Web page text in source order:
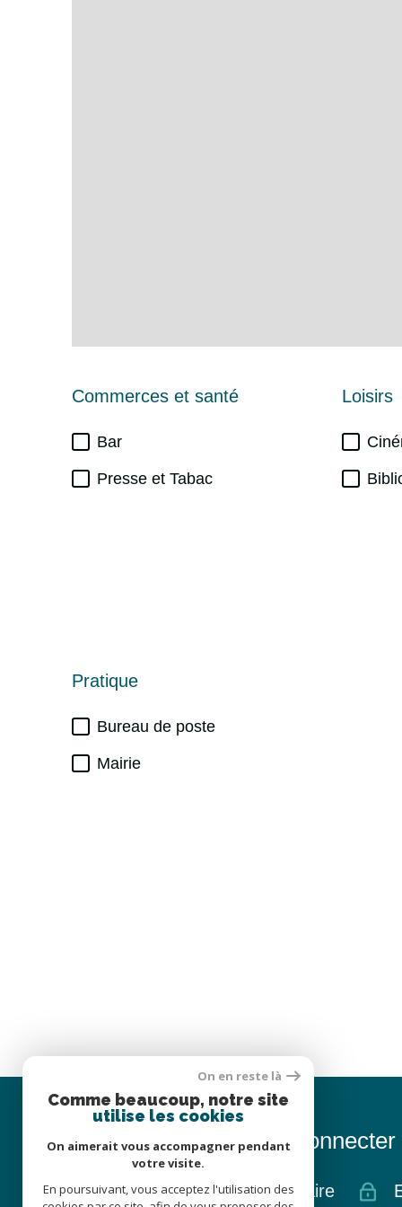
Commerces et santé
Bar
Presse et Tabac
Loisirs
Pratique
Bureau de poste
Mairie
Se connecter
espace propriétaire
On en reste là
Comme beaucoup, notre site
utilise les cookies
On aimerait vous accompagner pendant
votre visite.
En poursuivant, vous acceptez l'utilisation des